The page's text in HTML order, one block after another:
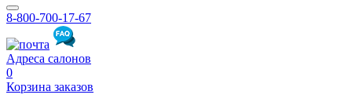
8-800-700-17-67
Адреса салонов
0
Корзина заказов